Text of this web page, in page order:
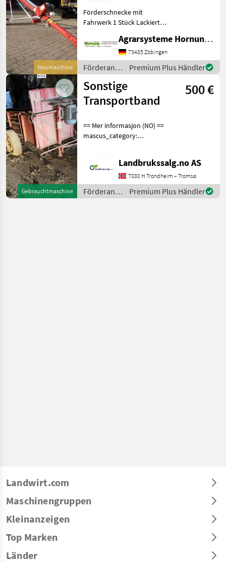
Neumaschine
Förderschnecke mit
Fahrwerk 1 Stück Lackierte
12.30 m – Durchmesser 200
mm - Leistung 50 t
Agrarsysteme Hornung GmbH & Co. KG
73485 Zöbingen
Förderanlagen
/ Sonstige
Premium Plus Händler
Gebrauchtmaschine
Sonstige
Transportband
500 €
== Mer informasjon (NO) ==
mascus_category:
upon request: 7206 See
en.landbrukssalg.no/7206
for more images Beskri
Landbrukssalg.no AS
7080 H Trondheim – Tromsø
Förderanlagen
/ Sonstige
Premium Plus Händler
Landwirt.com
Maschinengruppen
Kleinanzeigen
Top Marken
Länder